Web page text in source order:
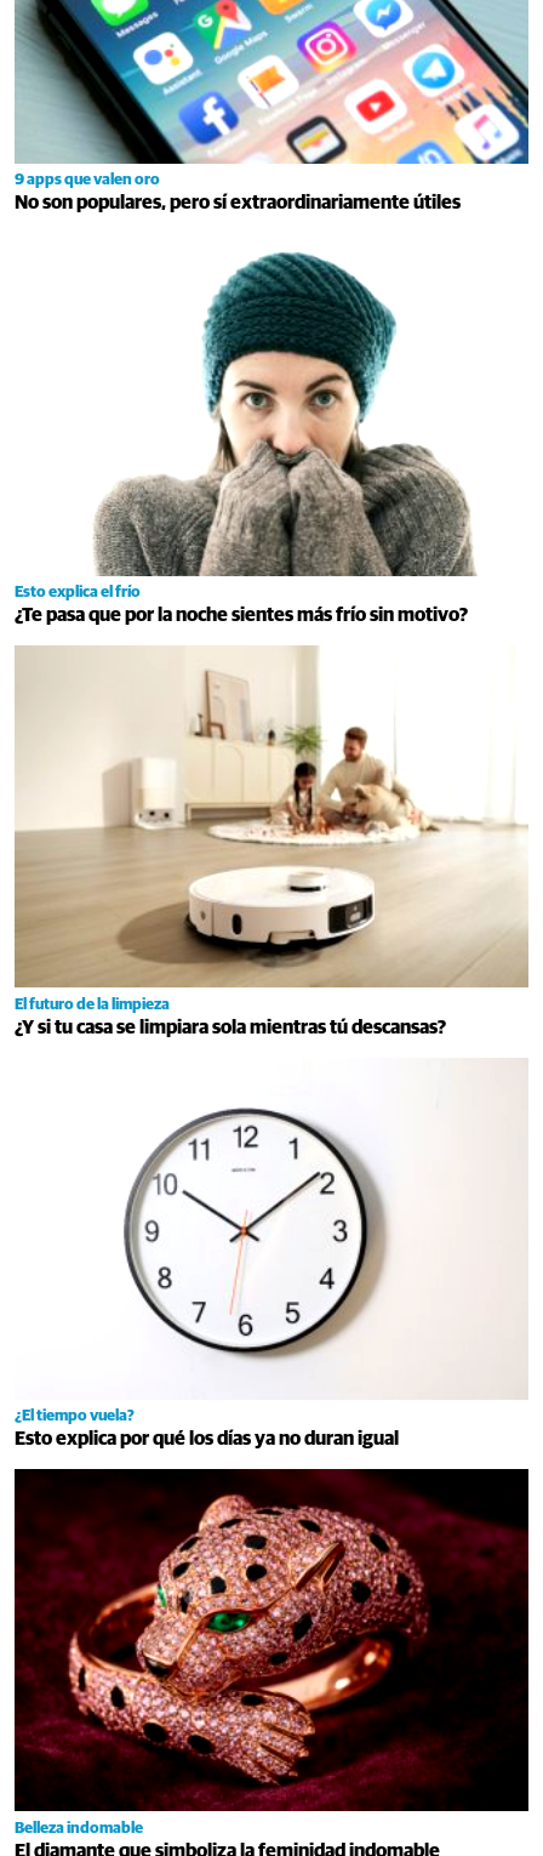
9 apps que valen oro
No son populares, pero sí extraordinariamente útiles
Esto explica el frío
¿Te pasa que por la noche sientes más frío sin motivo?
El futuro de la limpieza
¿Y si tu casa se limpiara sola mientras tú descansas?
¿El tiempo vuela?
Esto explica por qué los días ya no duran igual
Belleza indomable
El diamante que simboliza la feminidad indomable